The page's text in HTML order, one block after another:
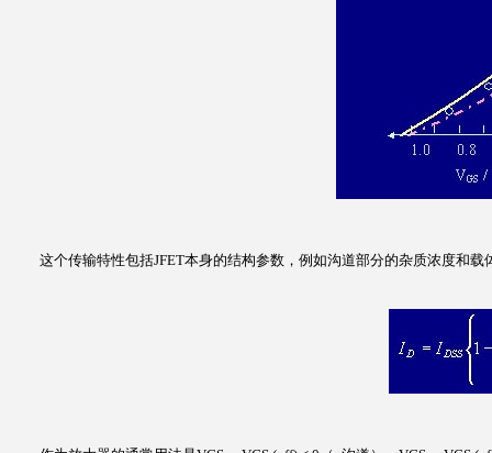
这个传输特性包括JFET本身的结构参数，例如沟道部分的杂质浓度和